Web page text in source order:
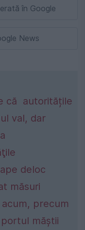
în Google
News
că autoritățile
val, dar
deloc
măsuri
precum
măștii